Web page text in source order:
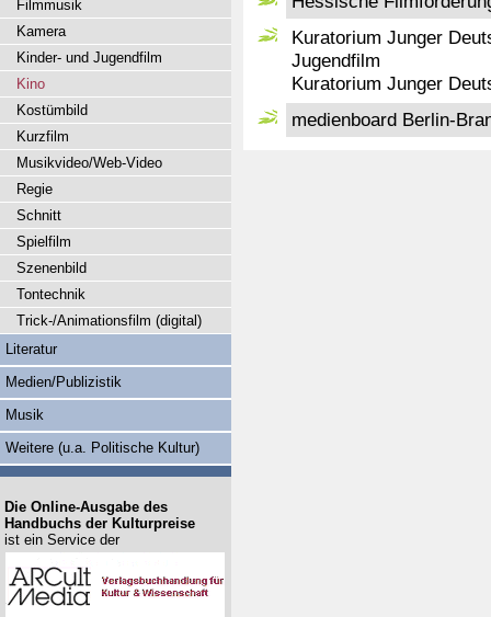
Kuratorium Junger
Jugendfilm
Kuratorium Junger
medienboard Berlin-
Filmmusik
Kamera
Kinder- und Jugendfilm
Kino
Kostümbild
Kurzfilm
Musikvideo/Web-Video
Regie
Schnitt
Spielfilm
Szenenbild
Tontechnik
Trick-/Animationsfilm (digital)
Literatur
Medien/Publizistik
Musik
Weitere (u.a. Politische Kultur)
Die Online-Ausgabe des
Handbuchs der Kulturpreise
ist ein Service der